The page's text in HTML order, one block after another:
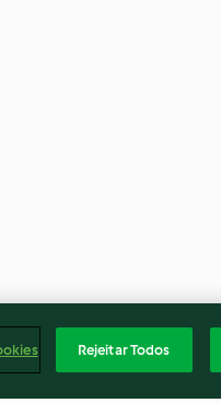
Rejeitar Todos